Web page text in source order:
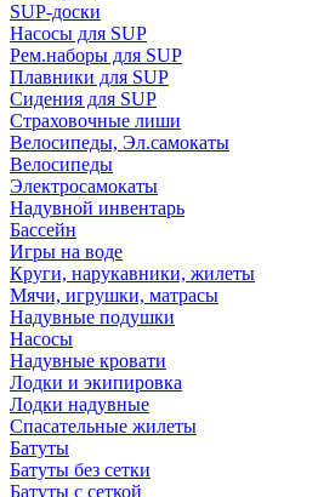
SUP-доски
Насосы для SUP
Рем.наборы для SUP
Плавники для SUP
Сидения для SUP
Страховочные лиши
Велосипеды, Эл.самокаты
Велосипеды
Электросамокаты
Надувной инвентарь
Бассейн
Игры на воде
Круги, нарукавники, жилеты
Мячи, игрушки, матрасы
Надувные подушки
Насосы
Надувные кровати
Лодки и экипировка
Лодки надувные
Спасательные жилеты
Батуты
Батуты без сетки
Батуты с сеткой